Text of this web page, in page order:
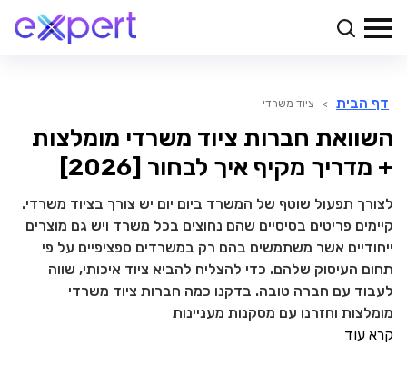
דף הבית > ציוד משרדי
השוואת חברות ציוד משרדי מומלצות
+ מדריך מקיף איך לבחור [2026]
לצורך תפעול שוטף של המשרד ביום יום יש צורך בציוד משרדי.
קיימים פריטים בסיסיים שהם נחוצים בכל משרד ויש גם מוצרים
ייחודיים אשר משתמשים בהם רק במשרדים ספציפיים על פי
תחום העיסוק שלהם. כדי להצליח להביא ציוד איכותי, שווה
לעבוד עם חברה טובה. בדקנו כמה חברות ציוד משרדי
מומלצות וחזרנו עם מסקנות מעניינות
קרא עוד